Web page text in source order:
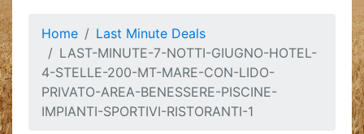
Home
Last Minute Deals
LAST-MINUTE-7-NOTTI-GIUGNO-HOTEL-
4-STELLE-200-MT-MARE-CON-LIDO-
PRIVATO-AREA-BENESSERE-PISCINE-
IMPIANTI-SPORTIVI-RISTORANTI-1